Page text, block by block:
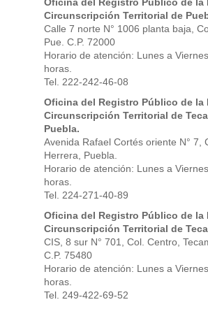
Circunscripción Territorial de
Calle 7 norte N° 1006 planta baja,
Pue. C.P. 72000
Horario de atención: Lunes a
horas.
Tel. 222-242-46-08
Oficina del Registro Público de la
Circunscripción Territorial de
Puebla.
Avenida Rafael Cortés oriente N° 7,
Herrera, Puebla.
Horario de atención: Lunes a
horas.
Tel. 224-271-40-89
Oficina del Registro Público de la
Circunscripción Territorial de
CIS, 8 sur N° 701, Col. Centro,
C.P. 75480
Horario de atención: Lunes a
horas.
Tel. 249-422-69-52